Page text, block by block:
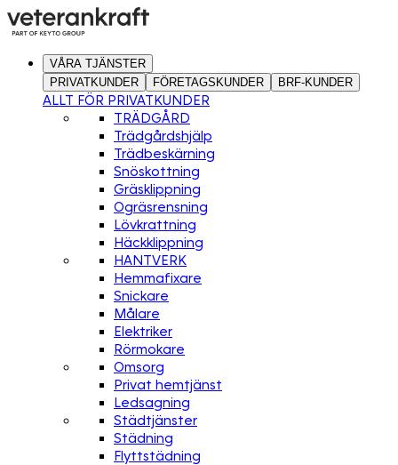
VÅRA TJÄNSTER
PRIVATKUNDER
FÖRETAGSKUNDER BRF-KUNDER
ALLT FÖR PRIVATKUNDER
TRÄDGÅRD
Trädgårdshjälp
Trädbeskärning
Snöskottning
Gräsklippning
Ogräsrensning
Lövkrattning
Häckklippning
HANTVERK
Hemmafixare
Snickare
Målare
Elektriker
Rörmokare
Omsorg
Privat hemtjänst
Ledsagning
Städtjänster
Städning
Flyttstädning